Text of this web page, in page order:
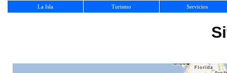
La Isla Turismo Servicios